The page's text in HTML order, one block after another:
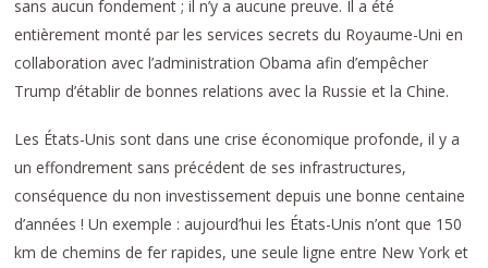
sans aucun fondement ; il n’y a aucune preuve. Il a été
entièrement monté par les services secrets du Royaume-Uni en
collaboration avec l’administration Obama afin d’empêcher
Trump d’établir de bonnes relations avec la Russie et la Chine.
Les États-Unis sont dans une crise économique profonde, il y a
un effondrement sans précédent de ses infrastructures,
conséquence du non investissement depuis une bonne centaine
d’années ! Un exemple : aujourd’hui les États-Unis n’ont que 150
km de chemins de fer rapides, une seule ligne entre New York et